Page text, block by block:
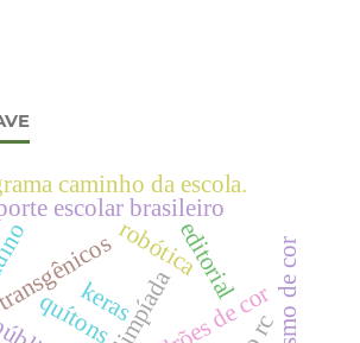
editorial
olimpíada
escolar brasileiro
caminho da escola.
quítons
robótica
keras